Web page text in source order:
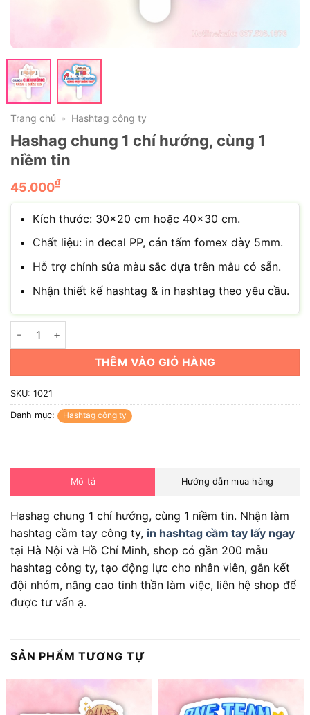
Trang chủ » Hashtag công ty
Hashag chung 1 chí hướng, cùng 1
niềm tin
45.000₫
Kích thước: 30×20 cm hoặc 40×30 cm.
Chất liệu: in decal PP, cán tấm fomex dày 5mm.
Hỗ trợ chỉnh sửa màu sắc dựa trên mẫu có sẵn.
Nhận thiết kế hashtag & in hashtag theo yêu cầu.
Hashag chung 1 chí hướng, cùng 1 niềm tin số lượng
THÊM VÀO GIỎ HÀNG
SKU: 1021
Danh mục: Hashtag công ty
Mô tả Hướng dẫn mua hàng
Hashag chung 1 chí hướng, cùng 1 niềm tin. Nhận làm
hashtag cầm tay công ty, in hashtag cầm tay lấy ngay
tại Hà Nội và Hồ Chí Minh, shop có gần 200 mẫu
hashtag công ty, tạo động lực cho nhân viên, gắn kết
đội nhóm, nâng cao tinh thần làm việc, liên hệ shop để
được tư vấn ạ.
SẢN PHẨM TƯƠNG TỰ